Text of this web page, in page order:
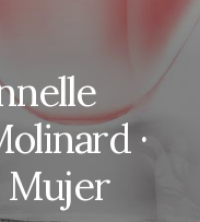
·
Mujer